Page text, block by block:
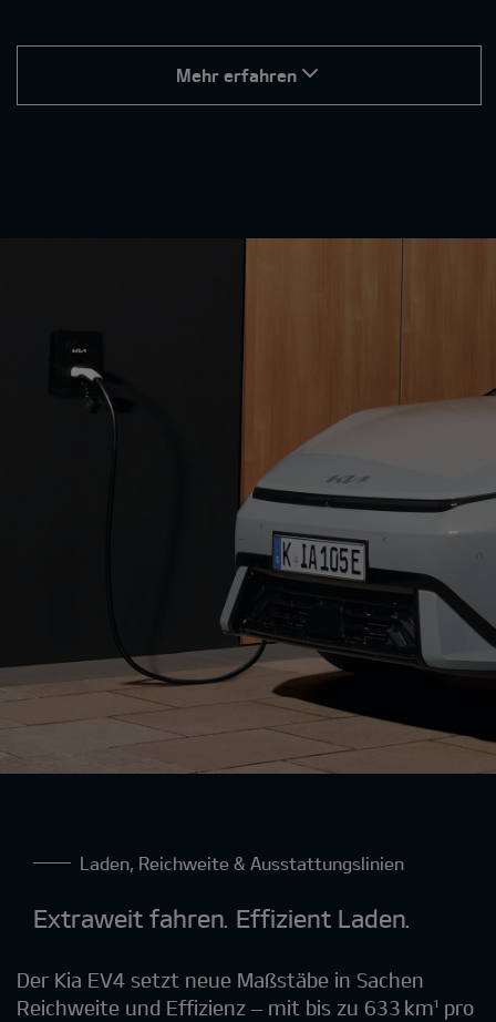
Mehr erfahren
Laden, Reichweite & Ausstattungslinien
Extraweit fahren. Effizient Laden.
Der Kia EV4 setzt neue Maßstäbe in Sachen
Reichweite und Effizienz – mit bis zu 633 km¹ pro